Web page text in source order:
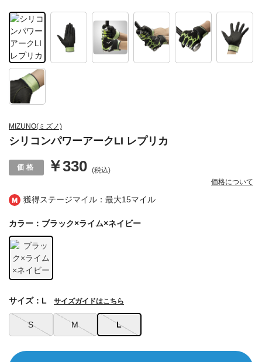
獲得ステージマイル：最大15マイル
MIZUNO(ミズノ)
シリコンパワーアークLI レプリカ
￥330 (税込)
価格について
カラー：ブラック×ライム×ネイビー
S M L
サイズ：L サイズガイドはこちら